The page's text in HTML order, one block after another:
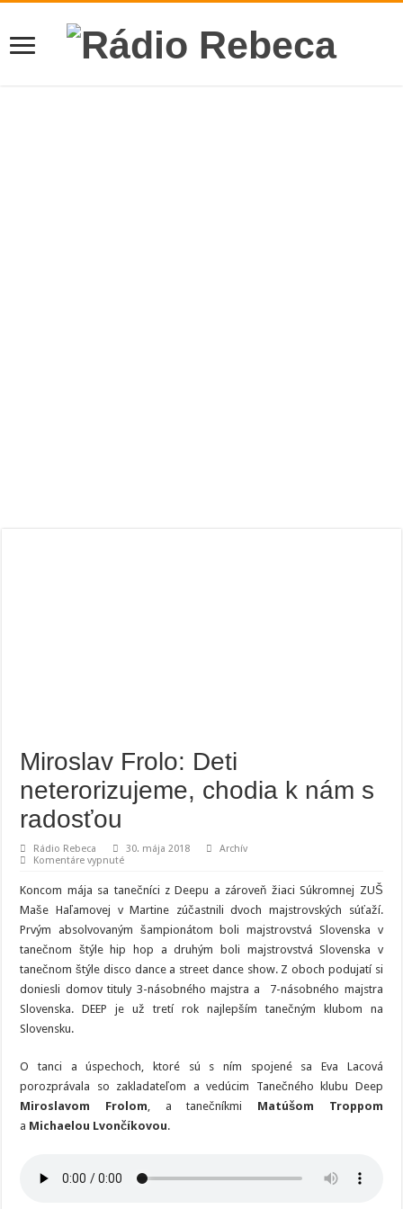
Miroslav Frolo: Deti
neterorizujeme, chodia k nám s
radosťou
Rádio Rebeca 30. mája 2018
Archív
Komentáre vypnuténa
Frolo:
Deti
neterorizujeme,
chodia
k
s
radosťou
Koncom mája sa tanečníci z Deepu a zároveň žiaci Súkromnej ZUŠ
Maše Haľamovej v Martine zúčastnili dvoch majstrovských súťaží.
Prvým absolvovaným šampionátom boli majstrovstvá Slovenska v
tanečnom štýle hip hop a druhým boli majstrovstvá Slovenska v
tanečnom štýle disco dance a street dance show. Z oboch podujatí si
doniesli domov tituly 3-násobného majstra a 7-násobného majstra
Slovenska. DEEP je už tretí rok najlepším tanečným klubom na
Slovensku.
O tanci a úspechoch, ktoré sú s ním spojené sa Eva Lacová
porozprávala so zakladateľom a vedúcim Tanečného klubu Deep
Miroslavom Frolom , a tanečníkmi Matúšom Troppom
a Michaelou Lvončíkovou.